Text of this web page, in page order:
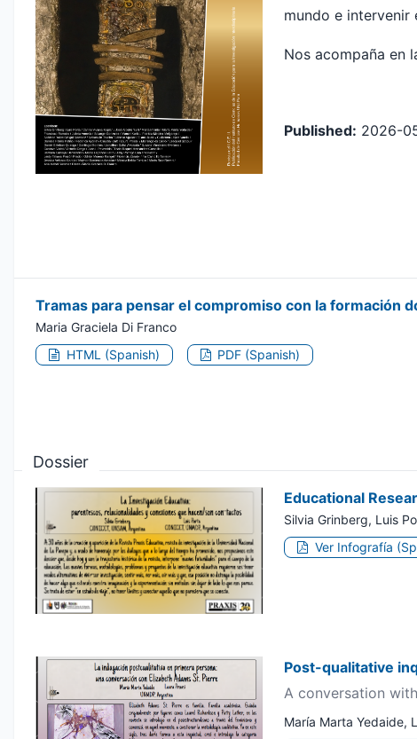
mundo e intervenir
Nos acompaña en
Published: 2026-
Tramas para pensar el compromiso con la formación
Maria Graciela Di Franco
HTML (Spanish)
PDF (Spanish)
Dossier
Educational
Silvia Grinberg, Luis
Ver Infografía
Post-qualitative
A conversation
María Marta Yedaide,